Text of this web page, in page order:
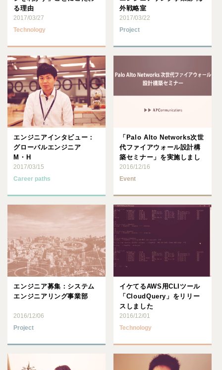
る理由
2017/03/27
Technology
外戦略室
2017/03/22
Project
エンジニアインタビュー：
グローバルエンジニア
M・H
2017/03/15
Career paths
「Palo Alto Networks次世
代ファイアウォール設計構
築セミナー」を実施しまし
た
2016/12/16
Event
エンジニア募集：システム
エンジニアリング事業部
2016/12/06
Project
イケてるAWS用CLIツール
「CloudQuery」をリリー
スしました
2016/12/01
Technology